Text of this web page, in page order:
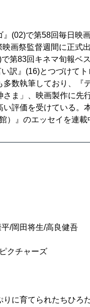
(02)で第58回毎日映
画祭監督週間に正式
第83回キネマ旬報ベ
訳』(16)とつづけて
数執筆しており、『
ま」、映画製作に先
評価を受けている。
）』のエッセイを連載
/岡田将生/高良健吾
クチャーズ
に育てられたちひろ